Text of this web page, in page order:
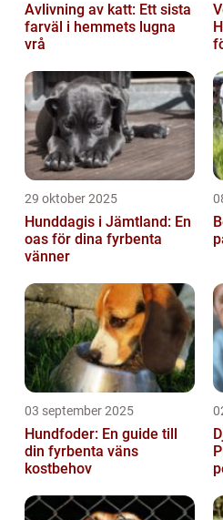
Avlivning av katt: Ett sista
farväl i hemmets lugna
vrå
29 oktober 2025
Hunddagis i Jämtland: En
oas för dina fyrbenta
vänner
03 september 2025
Hundfoder: En guide till
din fyrbenta väns
kostbehov